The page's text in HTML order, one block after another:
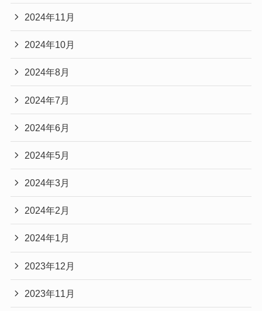
2024年11月
2024年10月
2024年8月
2024年7月
2024年6月
2024年5月
2024年3月
2024年2月
2024年1月
2023年12月
2023年11月